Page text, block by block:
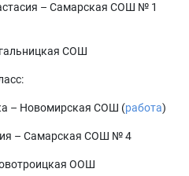
– Самарская СОШ № 1
СОШ
– Новомирская СОШ (работа)
– Самарская СОШ № 4
ООШ